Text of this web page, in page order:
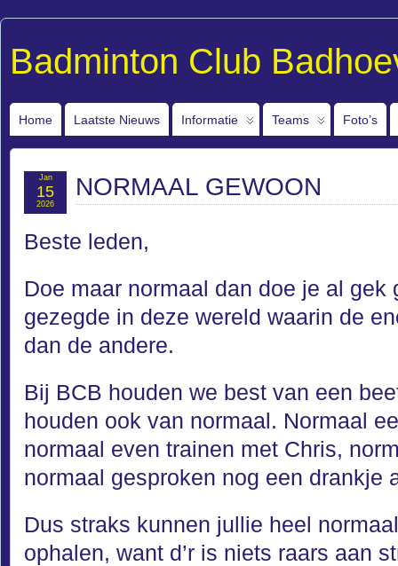
Badminton Club
Home Laatste Nieuws Informatie Teams Foto’s
NORMAAL GEWOON
Jan
15
2026
Beste leden,
Doe maar normaal dan doe je al gek
gezegde in deze wereld waarin de
dan de andere.
Bij BCB houden we best van een
houden ook van normaal. Normaal
normaal even trainen met Chris,
normaal gesproken nog een drankje
Dus straks kunnen jullie heel
ophalen, want d’r is niets raars aan